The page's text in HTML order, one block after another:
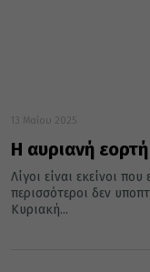
13 Μαΐου 2025
Η αυριανή
Λίγοι είναι εκείνοι
περισσότεροι δεν
Κυριακή...